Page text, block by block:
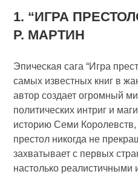
1. “ИГРА
Р. МАРТИН
Эпическая сага “Игра
самых известных книг в
автор создает огромный
политических интриг и
историю Семи Королевств,
престол никогда не
захватывает с первых
настолько реалистичными